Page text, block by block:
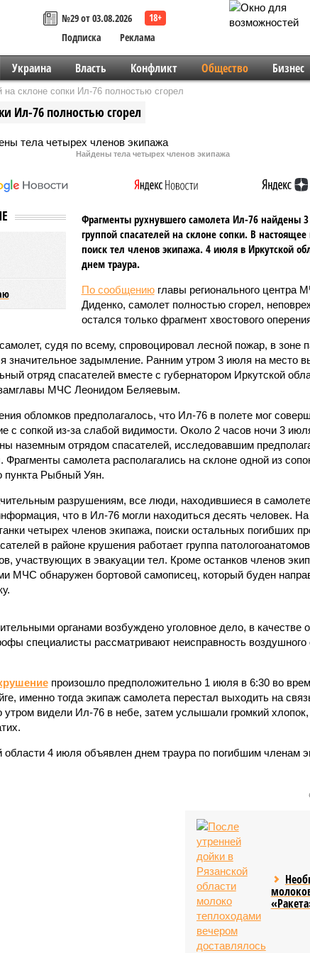
№29 от 03.08.2026
Подписка
Реклама
Украина Власть Конфликт Общество Бизнес
на склоне сопки Ил-76 полностью сгорел
Ил-76 полностью сгорел
Найдены тела четырех членов экипажа
Фрагменты рухнувшего самолета Ил-76 найдены
группой спасателей на склоне сопки. В настоящее
поиск тел членов экипажа. 4 июля в Иркутской
днем траура.
По сообщениюглавы регионального центра
Диденко, самолет полностью сгорел,
остался только фрагмент хвостового
судя по всему, спровоцировал лесной пожар, в зоне
значительное задымление. Ранним утром 3 июля на место
отряд спасателей вместе с губернатором Иркутской
МЧС Леонидом Беляевым.
обломков предполагалось, что Ил-76 в полете мог
с сопкой из-за слабой видимости. Около 2 часов ночи 3
наземным отрядом спасателей, исследовавшим
Фрагменты самолета располагались на склоне одной из
пункта Рыбный Уян.
разрушениям, все люди, находившиеся в
что в Ил-76 могли находиться десять человек.
четырех членов экипажа, поиски остальных погибших
в районе крушения работает группа
участвующих в эвакуации тел. Кроме останков членов
МЧС обнаружен бортовой самописец, который буден
органами возбуждено уголовное дело, в качестве
специалисты рассматривают неисправность
произошло предположительно 1 июля в 6:30 во
именно тогда экипаж самолета перестал выходить на
утром видели Ил-76 в небе, затем услышали громкий
области 4 июля объявлен днем траура по погибшим членам